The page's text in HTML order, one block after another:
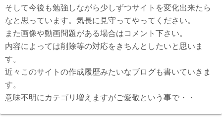
そして今後も勉強しながら少しずつサイトを変化出来たら
なと思っています。気長に見守ってやってください。
また画像や動画問題がある場合はコメント下さい。
内容によっては削除等の対応をきちんとしたいと思いま
す。
近々このサイトの作成履歴みたいなブログも書いていきま
す。
意味不明にカテゴリ増えますがご愛敬という事で・・